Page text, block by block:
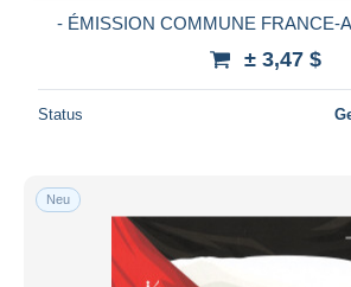
- ÉMISSION COMMUNE FRANCE-
± 3,47 $
Status
Neu